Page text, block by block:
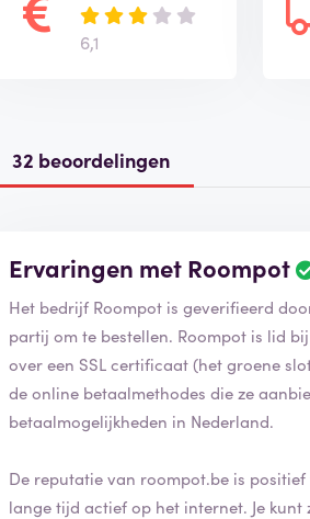
6,1
32 beoordelingen
Ervaringen met Roompot
Het bedrijf Roompot is geverifieerd
partij om te bestellen. Roompot is lid
over een SSL certificaat (het groene
de online betaalmethodes die ze
betaalmogelijkheden in Nederland.
De reputatie van roompot.be is
lange tijd actief op het internet. Je kunt